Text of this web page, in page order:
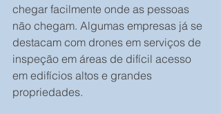
chegar facilmente onde as pessoas
não chegam. Algumas empresas já se
destacam com drones em serviços de
inspeção em áreas de difícil acesso
em edifícios altos e grandes
propriedades.